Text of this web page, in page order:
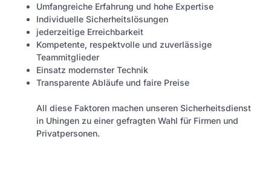
Umfangreiche Erfahrung und hohe Expertise
Individuelle Sicherheitslösungen
jederzeitige Erreichbarkeit
Kompetente, respektvolle und zuverlässige
Teammitglieder
Einsatz modernster Technik
Transparente Abläufe und faire Preise
All diese Faktoren machen unseren Sicherheitsdienst
in Uhingen zu einer gefragten Wahl für Firmen und
Privatpersonen.